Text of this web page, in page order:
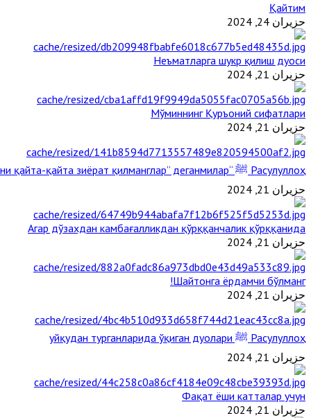
Қайтим
حزيران 24, 2024
Неъматларга шукр қилиш дуоси
حزيران 21, 2024
Мўминнинг Қуръоний сифатлари
حزيران 21, 2024
Расулуллоҳ ﷺ “Қабримни қайта-қайта зиёрат қилманглар” деганмилар?
حزيران 21, 2024
Агар дўзахдан камбағалликдан қўрққанчалик қўрққанида
حزيران 21, 2024
Шайтонга ёрдамчи бўлманг!
حزيران 21, 2024
Расулуллоҳ ﷺ уйқудан турганларида ўқиган дуолари
حزيران 21, 2024
Фақат ёши катталар учун
حزيران 21, 2024